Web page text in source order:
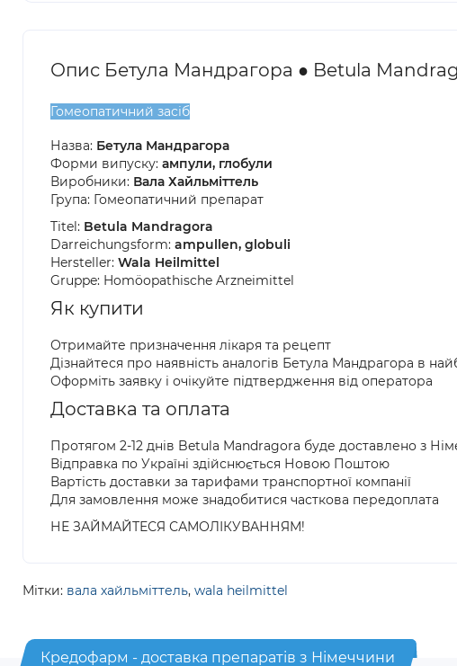
Опис Бетула Мандрагора ● Betula
Гомеопатичний засіб
Назва: Бетула Мандрагора
Форми випуску: ампули, глобули
Виробники: Вала Хайльміттель
Група: Гомеопатичний препарат
Titel: Betula Mandragora
Darreichungsform: ampullen, globuli
Hersteller: Wala Heilmittel
Gruppe: Homöopathische Arzneimittel
Як купити
Отримайте призначення лікаря та рецепт
Дізнайтеся про наявність аналогів Бетула Мандрагора в
Оформіть заявку і очікуйте підтвердження від оператора
Доставка та оплата
Протягом 2-12 днів Betula Mandragora буде доставлено з
Відправка по Україні здійснюється Новою Поштою
Вартість доставки за тарифами транспортної компанії
Для замовлення може знадобитися часткова передоплата
НЕ ЗАЙМАЙТЕСЯ САМОЛІКУВАННЯМ!
Мітки: вала хайльміттель, wala heilmittel
Кредофарм - доставка препаратів з Німеччини